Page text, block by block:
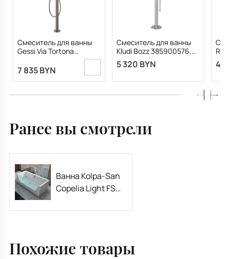
Смеситель для ванны
Gessi Via Tortona
24943.149, напольный,
никель матовый
7 835 BYN
Смеситель для ванны
Kludi Bozz 385900576,
напольный, хром
5 320 BYN 4
Ранее вы смотрели
Ванна Kolpa-San
Copelia Light FS
каменной массы
стеклом, белая
Похожие товары